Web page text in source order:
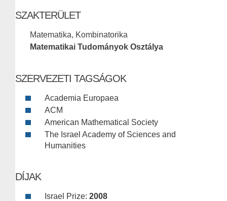
SZAKTERÜLET
Matematika, Kombinatorika
Matematikai Tudományok Osztálya
SZERVEZETI TAGSÁGOK
Academia Europaea
ACM
American Mathematical Society
The Israel Academy of Sciences and
Humanities
DÍJAK
Israel Prize: 2008